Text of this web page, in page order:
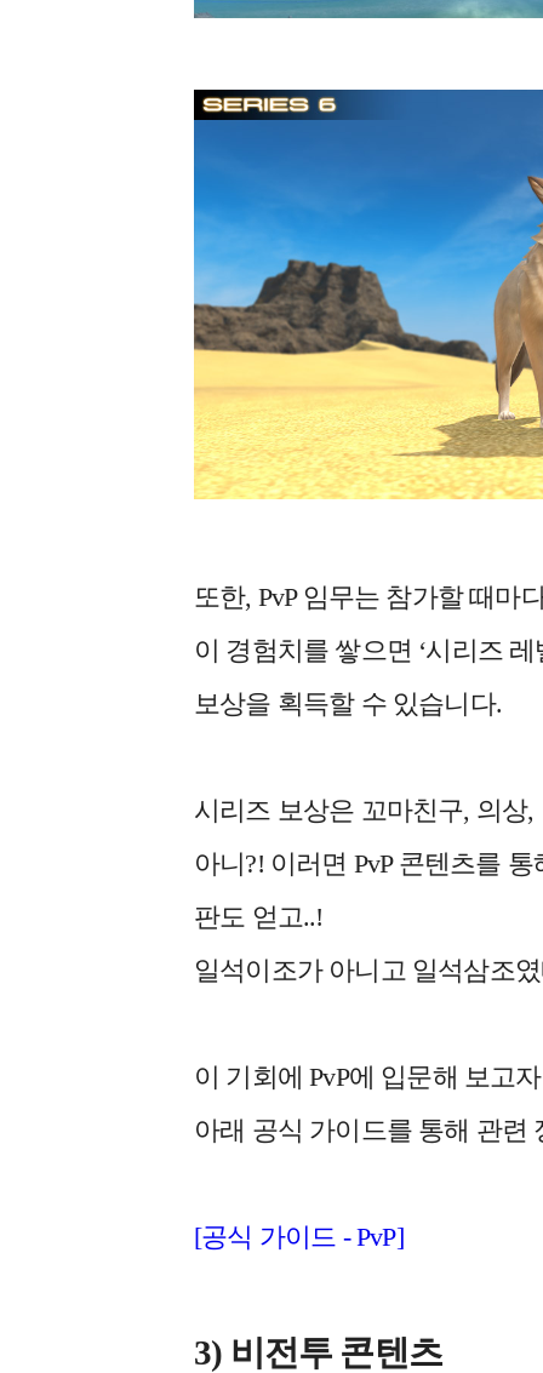
또한, PvP 임무는 참가할 때마
이 경험치를 쌓으면 ‘시리즈
보상을 획득할 수 있습니다.
시리즈 보상은 꼬마친구, 의상
아니?! 이러면 PvP 콘텐츠를
판도 얻고..!
일석이조가 아니고 일석삼조
이 기회에 PvP에 입문해 보고
아래 공식 가이드를 통해 관련
[공식 가이드 - PvP]
3) 비전투 콘텐츠